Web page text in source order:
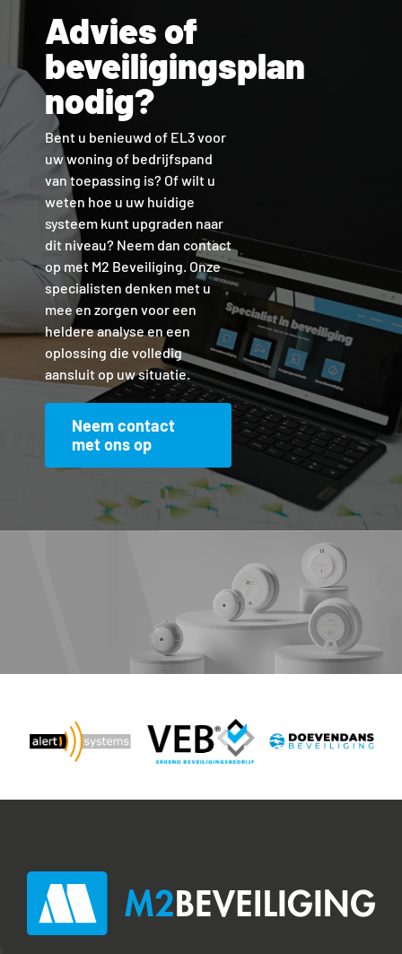
Advies of
beveiligingsplan
nodig?
Bent u benieuwd of EL3 voor
uw woning of bedrijfspand
van toepassing is? Of wilt u
weten hoe u uw huidige
systeem kunt upgraden naar
dit niveau? Neem dan contact
op met M2 Beveiliging. Onze
specialisten denken met u
mee en zorgen voor een
heldere analyse en een
oplossing die volledig
aansluit op uw situatie.
Neem contact
met ons op